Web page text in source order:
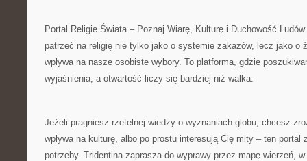
Portal Religie Świata – Poznaj Wiarę, Kulturę i Duchowość
patrzeć na religię nie tylko jako o systemie zakazów, lecz jako o
wpływa na nasze osobiste wybory. To platforma, gdzie
wyjaśnienia, a otwartość liczy się bardziej niż walka.
Jeżeli pragniesz rzetelnej wiedzy o wyznaniach globu, chcesz
wpływa na kulturę, albo po prostu interesują Cię mity – ten portal
potrzeby. Tridentina zaprasza do wyprawy przez mapę wierzeń,